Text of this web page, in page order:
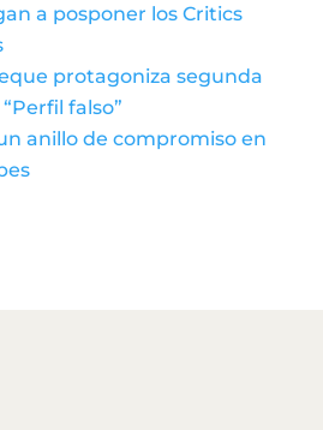
a posponer los Critics
protagoniza segunda
falso”
anillo de compromiso en